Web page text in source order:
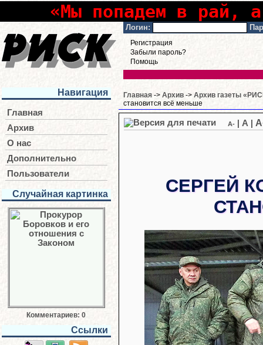
«Мы попадем в рай,
Логин:
Регистрация
Забыли пароль?
Помощь
Навигация
Главная
Архив
О нас
Дополнительно
Пользователи
Случайная картинка
Комментариев: 0
Ссылки
Главная -> Архив -> Архив газеты
становится всё меньше
A- A
СЕРГЕЙ